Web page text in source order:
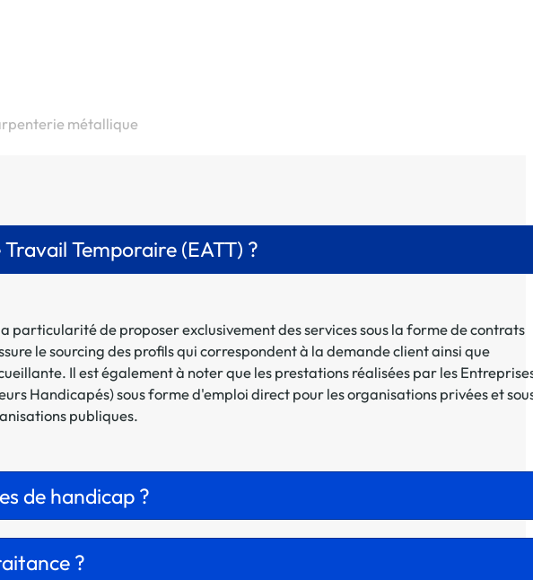
métallique
Temporaire (EATT) ?
de proposer exclusivement des services sous la forme de contrats
le sourcing des profils qui correspondent à la demande client ainsi que
Il est également à noter que les prestations réalisées par les
Handicapés) sous forme d'emploi direct pour les organisations privées et
publiques.
de handicap ?
?